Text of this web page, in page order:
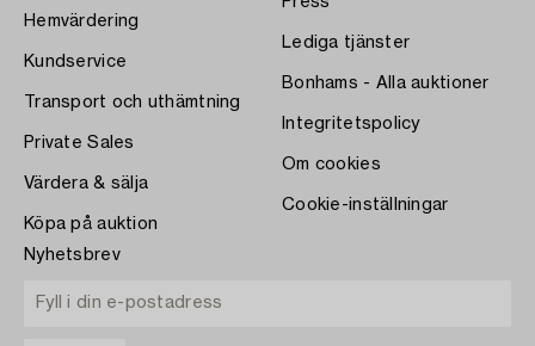
Hemvärdering
Kundservice
Transport och uthämtning
Private Sales
Värdera & sälja
Köpa på auktion
Lediga tjänster
Bonhams - Alla auktioner
Integritetspolicy
Om cookies
Cookie-inställningar
Nyhetsbrev